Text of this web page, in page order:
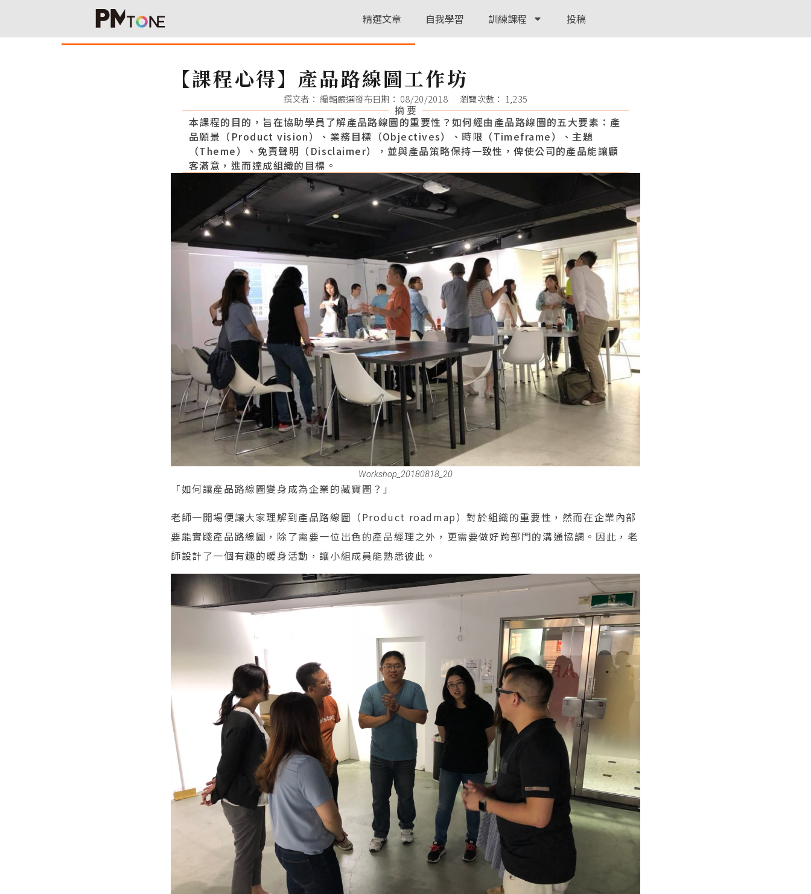
精選文章 自我學習 訓練課程 投稿
【課程心得】產品路線圖工作坊
撰文者： 編輯嚴選發布日期： 08/20/2018 瀏覽次數： 1,235
摘 要
本課程的目的，旨在協助學員了解產品路線圖的重要性？如何經由產品路線圖的五大要素：產
品願景（Product vision）、業務目標（Objectives）、時限（Timeframe）、主題
（Theme）、免責聲明（Disclaimer），並與產品策略保持一致性，俾使公司的產品能讓顧
客滿意，進而達成組織的目標。
Workshop_20180818_20
「如何讓產品路線圖變身成為企業的藏寶圖？」
老師一開場便讓大家理解到產品路線圖（Product roadmap）對於組織的重要性，然而在企業內部
要能實踐產品路線圖，除了需要一位出色的產品經理之外，更需要做好跨部門的溝通協調。因此，老
師設計了一個有趣的暖身活動，讓小組成員能熟悉彼此。